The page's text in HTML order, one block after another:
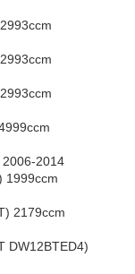
2006-2014
1999ccm
2179ccm
DW12BTED4)